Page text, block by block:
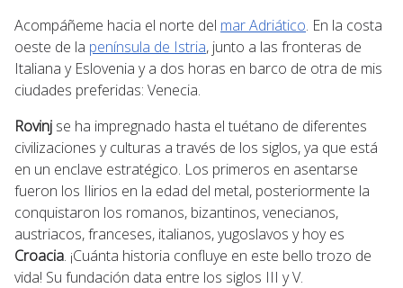
Acompáñeme hacia el norte del mar Adriático. En la costa
oeste de la península de Istria, junto a las fronteras de
Italiana y Eslovenia y a dos horas en barco de otra de mis
ciudades preferidas: Venecia.
Rovinj se ha impregnado hasta el tuétano de diferentes
civilizaciones y culturas a través de los siglos, ya que está
en un enclave estratégico. Los primeros en asentarse
fueron los Ilirios en la edad del metal, posteriormente la
conquistaron los romanos, bizantinos, venecianos,
austriacos, franceses, italianos, yugoslavos y hoy es
Croacia. ¡Cuánta historia confluye en este bello trozo de
vida! Su fundación data entre los siglos III y V.